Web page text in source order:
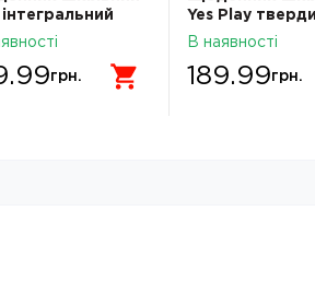
інтегральний
А5 40
грн.
Yes Play
40 аркушів
В наявності
189.99грн.